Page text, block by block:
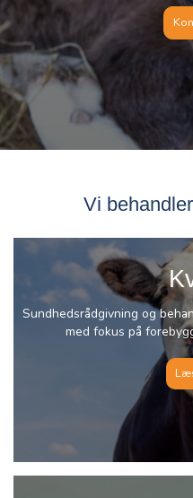
Vi
Sundhedsrådgivning og
med fokus på